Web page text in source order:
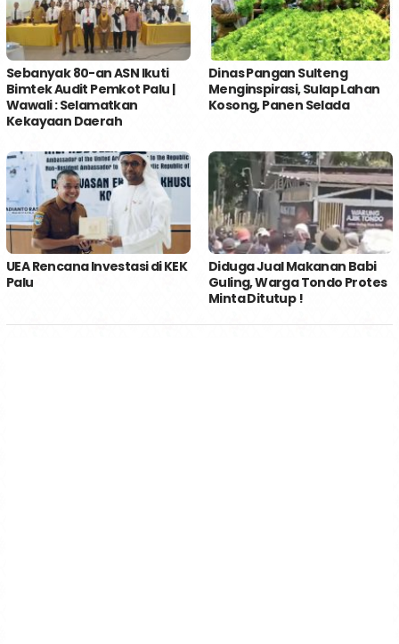
Sebanyak 80-an ASN Ikuti
Bimtek Audit Pemkot Palu |
Wawali : Selamatkan
Kekayaan Daerah
Dinas Pangan Sulteng
Menginspirasi, Sulap Lahan
Kosong, Panen Selada
UEA Rencana Investasi di KEK
Palu
Diduga Jual Makanan Babi
Guling, Warga Tondo Protes
Minta Ditutup !